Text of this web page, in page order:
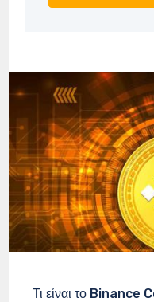
Τι είναι το Binance